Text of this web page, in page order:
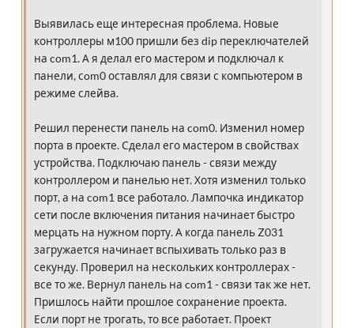
Выявилась еще интересная проблема. Новые
контроллеры м100 пришли без dip переключателей
на com1. А я делал его мастером и подключал к
панели, сom0 оставлял для связи с компьютером в
режиме слейва.
Решил перенести панель на com0. Изменил номер
порта в проекте. Сделал его мастером в свойствах
устройства. Подключаю панель - связи между
контроллером и панелью нет. Хотя изменил только
порт, а на com1 все работало. Лампочка индикатор
сети после включения питания начинает быстро
мерцать на нужном порту. А когда панель Z031
загружается начинает вспыхивать только раз в
секунду. Проверил на нескольких контроллерах -
все то же. Вернул панель на com1 - связи так же нет.
Пришлось найти прошлое сохранение проекта.
Если порт не трогать, то все работает. Проект